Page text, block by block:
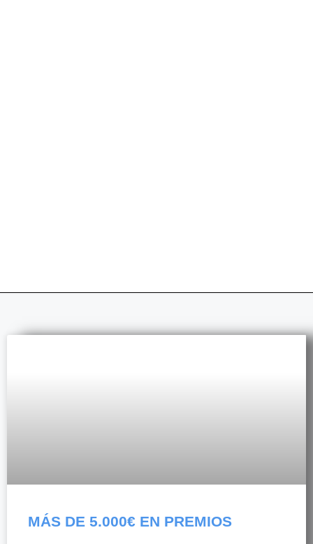
MÁS DE 5.000€ EN PREMIOS